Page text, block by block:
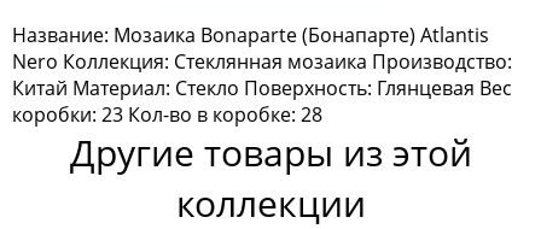
Мозаика Irida
Мозаика Keramograd
Мозаика Mir Mosaic
Мозаика NSmosaic
Название: Мозаика Bonaparte (Бонапарте) Atlantis
Nero Коллекция: Стеклянная мозаика Производство:
Китай Материал: Стекло Поверхность: Глянцевая Вес
коробки: 23 Кол-во в коробке: 28
Другие товары из этой
коллекции